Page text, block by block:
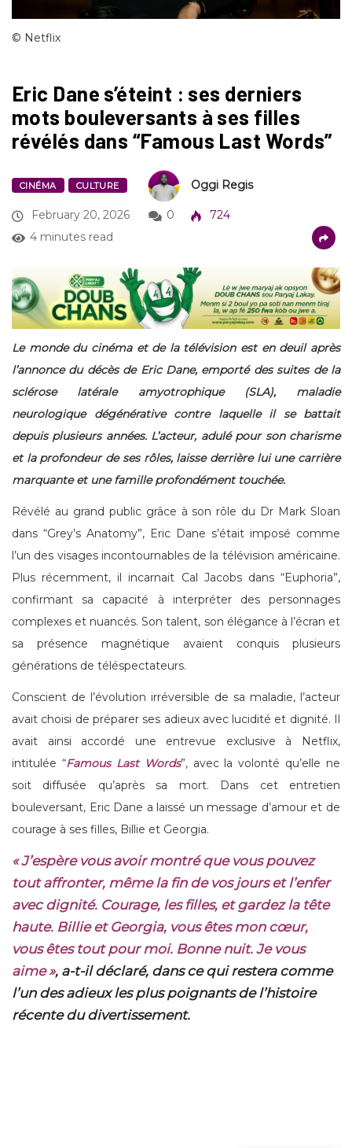
© Netflix
Eric Dane s’éteint : ses derniers
mots bouleversants à ses filles
révélés dans “Famous Last Words”
CINÉMA CULTURE Oggi Regis
February 20, 2026 0
724
4 minutes read
Le monde du cinéma et de la télévision est en deuil après
l’annonce du décès de Eric Dane, emporté des suites de la
sclérose latérale amyotrophique (SLA), maladie
neurologique dégénérative contre laquelle il se battait
depuis plusieurs années. L’acteur, adulé pour son charisme
et la profondeur de ses rôles, laisse derrière lui une carrière
marquante et une famille profondément touchée.
Révélé au grand public grâce à son rôle du Dr Mark Sloan
dans “Grey’s Anatomy”, Eric Dane s’était imposé comme
l’un des visages incontournables de la télévision américaine.
Plus récemment, il incarnait Cal Jacobs dans “Euphoria”,
confirmant sa capacité à interpréter des personnages
complexes et nuancés. Son talent, son élégance à l’écran et
sa présence magnétique avaient conquis plusieurs
générations de téléspectateurs.
Conscient de l’évolution irréversible de sa maladie, l’acteur
avait choisi de préparer ses adieux avec lucidité et dignité. Il
avait ainsi accordé une entrevue exclusive à Netflix,
intitulée “Famous Last Words”, avec la volonté qu’elle ne
soit diffusée qu’après sa mort. Dans cet entretien
bouleversant, Eric Dane a laissé un message d’amour et de
courage à ses filles, Billie et Georgia.
« J’espère vous avoir montré que vous pouvez
tout affronter, même la fin de vos jours et l’enfer
avec dignité. Courage, les filles, et gardez la tête
haute. Billie et Georgia, vous êtes mon cœur,
vous êtes tout pour moi. Bonne nuit. Je vous
aime », a-t-il déclaré, dans ce qui restera comme
l’un des adieux les plus poignants de l’histoire
récente du divertissement.